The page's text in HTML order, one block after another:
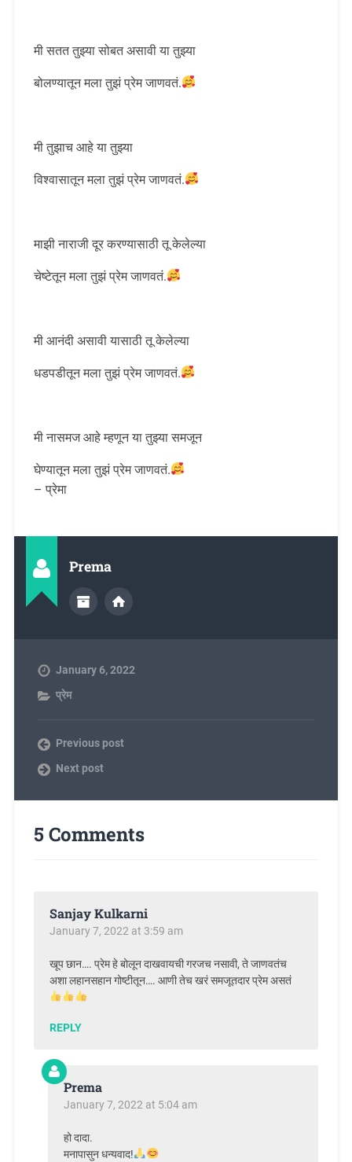
मी सतत तुझ्या सोबत असावी या तुझ्या
बोलण्यातून मला तुझं प्रेम जाणवतं.
मी तुझाच आहे या तुझ्या
विश्वासातून मला तुझं प्रेम जाणवतं.
माझी नाराजी दूर करण्यासाठी तू केलेल्या
चेष्टेतून मला तुझं प्रेम जाणवतं.
मी आनंदी असावी यासाठी तू केलेल्या
धडपडीतून मला तुझं प्रेम जाणवतं.
मी नासमज आहे म्हणून या तुझ्या समजून
घेण्यातून मला तुझं प्रेम जाणवतं.
– प्रेमा
Prema
January 6, 2022
प्रेम
Previous post
Next post
5 Comments
Sanjay Kulkarni
January 7, 2022 at 3:59 am
खूप छान…. प्रेम हे बोलून दाखवायची गरजच नसावी, ते जाणवतंच
अशा लहानसहान गोष्टीतून…. आणी तेच खरं समजूतदार प्रेम असतं
REPLY
Prema
January 7, 2022 at 5:04 am
हो दादा.
मनापासुन धन्यवाद!